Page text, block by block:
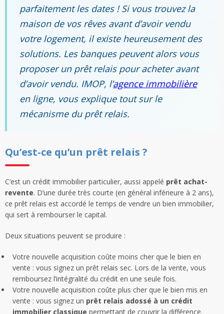
parfaitement les dates ! Si vous trouvez la
maison de vos rêves avant d’avoir vendu
votre logement, il existe heureusement des
solutions. Les banques peuvent alors vous
proposer un prêt relais pour acheter avant
d’avoir vendu. IMOP, l’agence immobilière
en ligne, vous explique tout sur le
mécanisme du prêt relais.
Qu’est-ce qu’un prêt relais ?
C’est un crédit immobilier particulier, aussi appelé prêt achat-
revente. D’une durée très courte (en général inférieure à 2 ans),
ce prêt relais est accordé le temps de vendre un bien immobilier,
qui sert à rembourser le capital.
Deux situations peuvent se produire :
Votre nouvelle acquisition coûte moins cher que le bien en
vente : vous signez un prêt relais sec. Lors de la vente, vous
remboursez l’intégralité du crédit en une seule fois.
Votre nouvelle acquisition coûte plus cher que le bien mis en
vente : vous signez un prêt relais adossé à un crédit
immobilier classique permettant de couvrir la différence.